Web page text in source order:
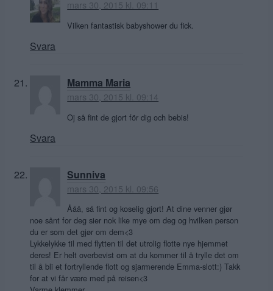
mars 30, 2015 kl. 09:11
Vilken fantastisk babyshower du fick.
Svara
Mamma Maria
mars 30, 2015 kl. 09:14
Oj så fint de gjort för dig och bebis!
Svara
Sunniva
mars 30, 2015 kl. 09:56
Ååå, så fint og koselig gjort! At dine venner gjør
noe sånt for deg sier nok like mye om deg og hvilken person
du er som det gjør om dem<3
Lykkelykke til med flytten til det utrolig flotte nye hjemmet
deres! Er helt overbevist om at du kommer til å trylle det om
til å bli et fortryllende flott og sjarmerende Emma-slott:) Takk
for at vi får være med på reisen<3